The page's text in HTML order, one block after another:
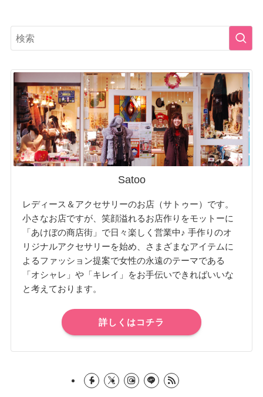
Satoo
レディース＆アクセサリーのお店（サトゥー）です。
小さなお店ですが、笑顔溢れるお店作りをモットーに
「あけぼの商店街」で日々楽しく営業中♪ 手作りのオ
リジナルアクセサリーを始め、さまざまなアイテムに
よるファッション提案で女性の永遠のテーマである
「オシャレ」や「キレイ」をお手伝いできればいいな
と考えております。
詳しくはコチラ